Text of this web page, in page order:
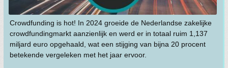
Crowdfunding is hot! In 2024 groeide de Nederlandse zakelijke
crowdfundingmarkt aanzienlijk en werd er in totaal ruim 1,137
miljard euro opgehaald, wat een stijging van bijna 20 procent
betekende vergeleken met het jaar ervoor.